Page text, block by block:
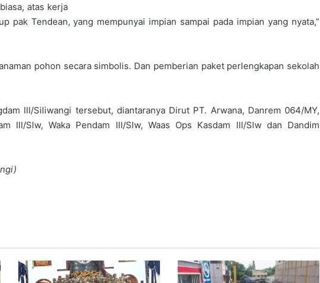
atas kerja
pak Tendean, yang mempunyai impian sampai pada impian yang nyata,”
pohon secara simbolis. Dan pemberian paket perlengkapan sekolah
III/Siliwangi tersebut, diantaranya Dirut PT. Arwana, Danrem 064/MY,
III/Slw, Waka Pendam III/Slw, Waas Ops Kasdam III/Slw dan Dandim